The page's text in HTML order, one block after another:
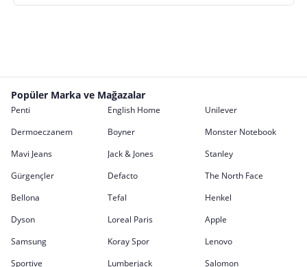
Popüler Marka ve Mağazalar
Penti English Home
Unilever
Dermoeczanem
Boyner
Monster Notebook
Mavi Jeans
Jack & Jones
Stanley
Gürgençler
Defacto
The North Face
Bellona
Tefal
Henkel
Dyson
Loreal Paris
Apple
Samsung
Koray Spor
Lenovo
Sportive
Lumberjack Salomon